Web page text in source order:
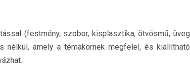
(festmény, szobor, kisplasztika, ötvösmű, üveg
nélkül, amely a témakörnek megfelel, és kiállítható